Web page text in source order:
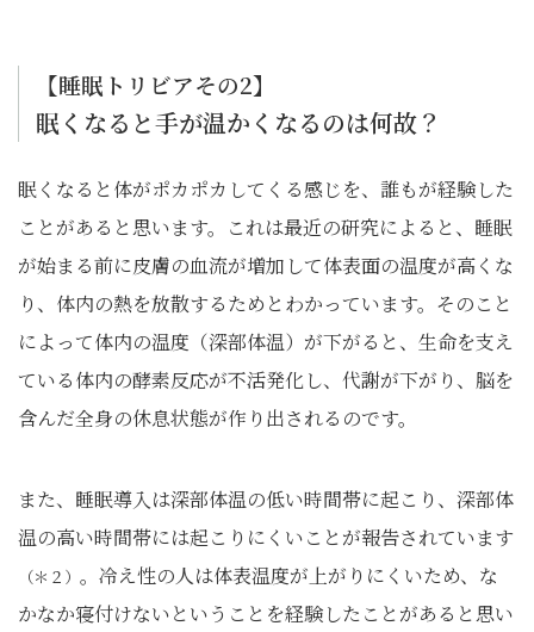
【睡眠トリビアその2】
眠くなると手が温かくなるのは何故？
眠くなると体がポカポカしてくる感じを、誰もが経験した
ことがあると思います。これは最近の研究によると、睡眠
が始まる前に皮膚の血流が増加して体表面の温度が高くな
り、体内の熱を放散するためとわかっています。そのこと
によって体内の温度（深部体温）が下がると、生命を支え
ている体内の酵素反応が不活発化し、代謝が下がり、脳を
含んだ全身の休息状態が作り出されるのです。
また、睡眠導入は深部体温の低い時間帯に起こり、深部体
温の高い時間帯には起こりにくいことが報告されています
（＊２） 。冷え性の人は体表温度が上がりにくいため、な
かなか寝付けないということを経験したことがあると思い